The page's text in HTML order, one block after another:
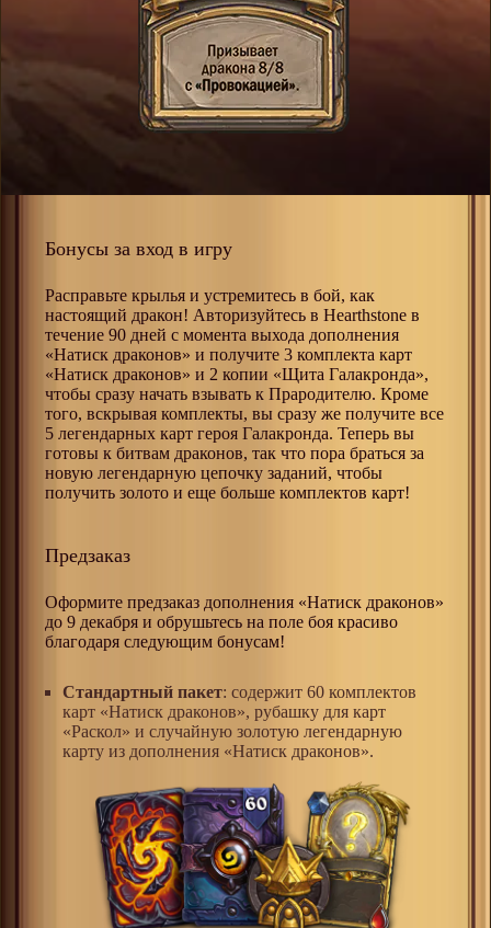
Бонусы за вход в игру
Расправьте крылья и устремитесь в бой, как
настоящий дракон! Авторизуйтесь в Hearthstone в
течение 90 дней с момента выхода дополнения
«Натиск драконов» и получите 3 комплекта карт
«Натиск драконов» и 2 копии «Щита Галакронда»,
чтобы сразу начать взывать к Прародителю. Кроме
того, вскрывая комплекты, вы сразу же получите все
5 легендарных карт героя Галакронда. Теперь вы
готовы к битвам драконов, так что пора браться за
новую легендарную цепочку заданий, чтобы
получить золото и еще больше комплектов карт!
Предзаказ
Оформите предзаказ дополнения «Натиск драконов»
до 9 декабря и обрушьтесь на поле боя красиво
благодаря следующим бонусам!
Стандартный пакет: содержит 60 комплектов
карт «Натиск драконов», рубашку для карт
«Раскол» и случайную золотую легендарную
карту из дополнения «Натиск драконов».